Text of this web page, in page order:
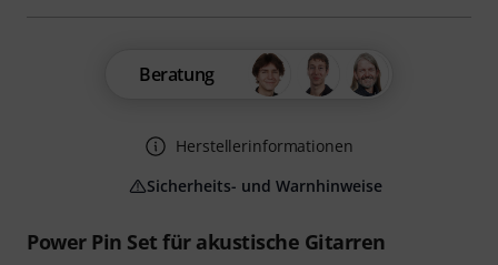
Power Pin Set für akustische Gitarren
Beratung
Herstellerinformationen
Sicherheits- und Warnhinweise